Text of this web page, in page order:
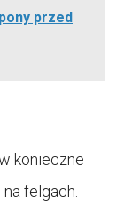
przed
konieczne
felgach.